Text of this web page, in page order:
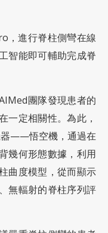
，進行脊柱側彎在線
智能即可輔助完成脊
團隊發現患者的
一定相關性。為此，
器——悟空機，通過在
幾何形態數據，利用
曲度模型，從而顯示
無輻射的脊柱序列評